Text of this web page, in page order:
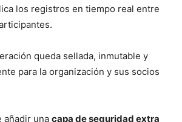
los registros en tiempo real entre
queda sellada, inmutable y
para la organización y sus socios
añadir una capa de seguridad extra